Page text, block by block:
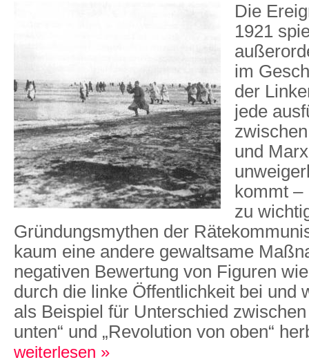
Die
1921
im
der
jede
und
kommt –
zu
Gründungsmythen der
kaum eine andere gewaltsame
negativen Bewertung von Figuren
durch die linke Öffentlichkeit bei und
als Beispiel für Unterschied
unten“ und „Revolution von oben“
weiterlesen »